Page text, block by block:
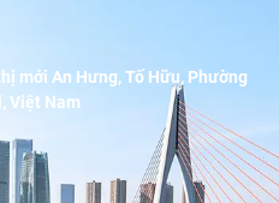
mới An Hưng, Tố Hữu, Phường
Việt Nam